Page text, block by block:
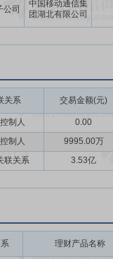
公司
中国移动通信集
团湖北有限公司
关系 交易金额(元)
制人
0.00
制人
9995.00万
联关系 3.53亿
理财产品名称